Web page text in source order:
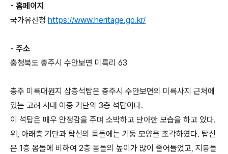
- 홈페이지
국가유산청 https://www.heritage.go.kr/
- 주소
충청북도 충주시 수안보면 미륵리 63
충주 미륵대원지 삼층석탑은 충주시 수안보면의 미륵사지 근처에
있는 고려 시대 이중 기단의 3층 석탑이다.
이 석탑은 매우 안정감을 주며 소박하고 단아한 모습을 하고 있다.
위, 아래층 기단과 탑신의 몸돌에는 기둥 모양을 조각하였다. 탑신
은 1층 몸돌에 비하여 2층 몸돌의 높이가 많이 줄어들었고, 지붕돌